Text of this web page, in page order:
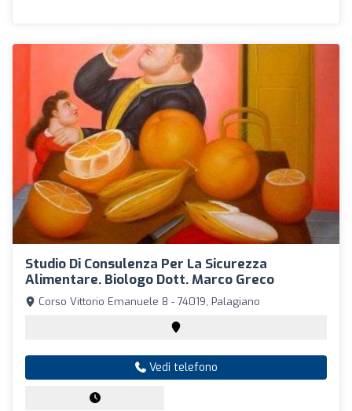
Studio Di Consulenza Per La Sicurezza
Alimentare. Biologo Dott. Marco Greco
Corso Vittorio Emanuele 8 - 74019, Palagiano
Vedi telefono